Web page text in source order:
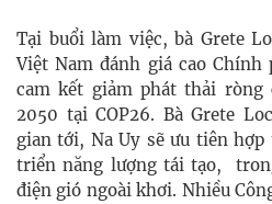
Tại buổi làm việc, bà Grete
Việt Nam đánh giá cao
cam kết giảm phát thải ròng
2050 tại COP26. Bà Grete
gian tới, Na Uy sẽ ưu tiên
triển năng lượng tái tạo,
điện gió ngoài khơi. Nhiều